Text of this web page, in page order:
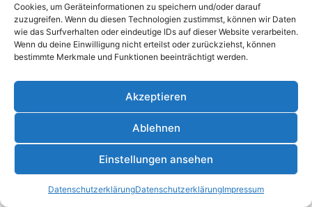
Cookies, um Geräteinformationen zu speichern und/oder darauf
zuzugreifen. Wenn du diesen Technologien zustimmst, können wir Daten
wie das Surfverhalten oder eindeutige IDs auf dieser Website verarbeiten.
Wenn du deine Einwilligung nicht erteilst oder zurückziehst, können
bestimmte Merkmale und Funktionen beeinträchtigt werden.
Akzeptieren
Ablehnen
Einstellungen ansehen
DatenschutzerklärungDatenschutzerklärungImpressum
Copyright © 2026 Institut für Gewässer- & Auenökologie |